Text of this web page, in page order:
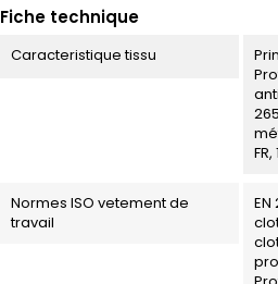
Fiche technique
Caracteristique tissu
Normes ISO vetement de
travail
EN